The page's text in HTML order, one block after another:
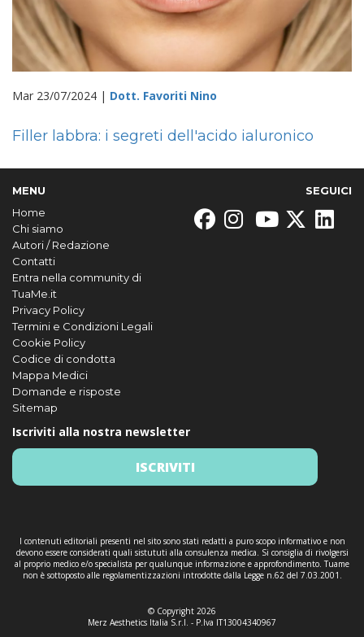
Mar 23/07/2024 | Dott. Favoriti Nino
Filler labbra: i segreti dell'acido ialuronico
MENU
Home
Chi siamo
Autori / Redazione
Contatti
Entra nella community di
TuaMe.it
Privacy Policy
Termini e Condizioni Legali
Cookie Policy
Codice di condotta
Mappa Medici
Domande e risposte
Sitemap
SEGUICI
Iscriviti alla nostra newsletter
ISCRIVITI
I contenuti editoriali presenti nel sito sono stati redatti a puro scopo informativo e non
devono essere considerati quali sistututi alla consulenza medica. Si consiglia di rivolgersi
al proprio medico e/o specialista per qualunque informazione e approfondimento. Tuame
non è sottoposto alle regolamentizzazioni introdotte dalla Legge n.62 del 7.03.2001.
© Copyright 2026
Merz Aesthetics Italia S.r.l. - P.Iva IT13004340967